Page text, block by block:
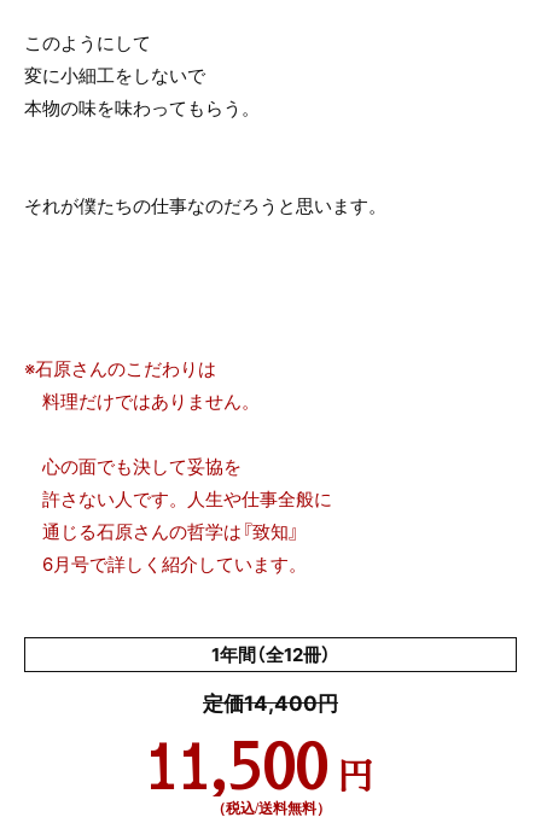
このようにして
変に小細工をしないで
本物の味を味わってもらう。
それが僕たちの仕事なのだろうと思います。
※石原さんのこだわりは
料理だけではありません。
心の面でも決して妥協を
許さない人です。人生や仕事全般に
通じる石原さんの哲学は『致知』
6月号で詳しく紹介しています。
1年間（全12冊）
定価14,400円
11,500 円
（税込/送料無料）